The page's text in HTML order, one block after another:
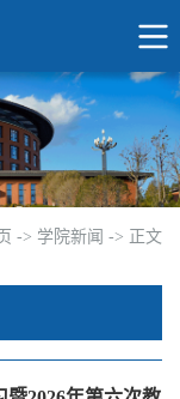
-> 学院新闻 -> 正文